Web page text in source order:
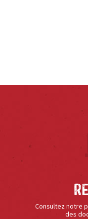
Consultez notre
des